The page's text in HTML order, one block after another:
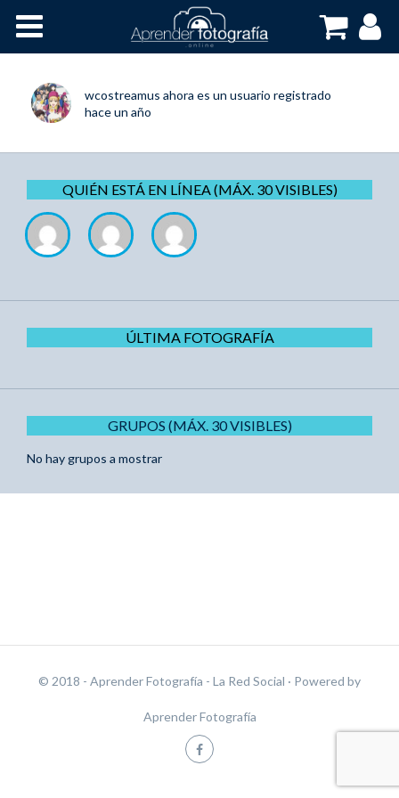
Cursos OnLine
wcostreamus ahora es un usuario registrado
hace un año
QUIÉN ESTÁ EN LÍNEA (MÁX. 30 VISIBLES)
ÚLTIMA FOTOGRAFÍA
GRUPOS (MÁX. 30 VISIBLES)
No hay grupos a mostrar
© 2018 - Aprender Fotografía - La Red Social · Powered by
Aprender Fotografía